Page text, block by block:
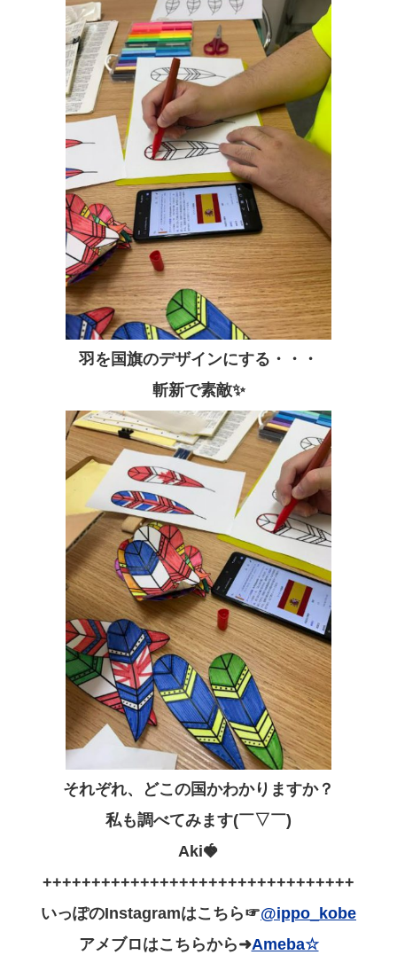
羽を国旗のデザインにする・・・
斬新で素敵✨
それぞれ、どこの国かわかりますか？
私も調べてみます(￣▽￣)
Aki🍓
++++++++++++++++++++++++++++++++
いっぽのInstagramはこちら☞@ippo_kobe
アメブロはこちらから➜Ameba☆